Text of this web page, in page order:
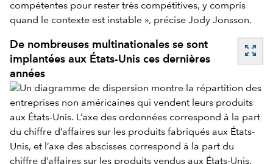
compétentes pour rester très compétitives, y compris
quand le contexte est instable », précise Jody Jonsson.
De nombreuses multinationales se sont
implantées aux États-Unis ces dernières
années
zoom_out_map